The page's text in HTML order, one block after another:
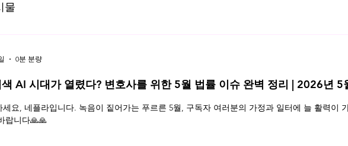
해외 서버에 저장된 이메일에 대한
압수수색
물
색 AI 시대가 열렸다? 변호사를 위한 5월 법률 이슈 완벽 정리 | 2026년 5
법률레터
세요, 네플라입니다. 녹음이 짙어가는 푸르른 5월, 구독자 여러분의 가정과 일터에 늘 활력이
랍니다🙏🙏
0분 분량